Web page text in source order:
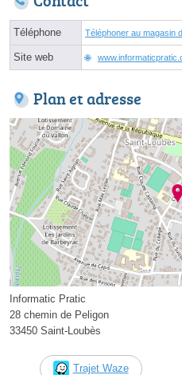
Téléphone Téléphoner au magasin
Site web
Plan et adresse
Informatic Pratic
28 chemin de Peligon
33450 Saint-Loubès
Trajet Waze